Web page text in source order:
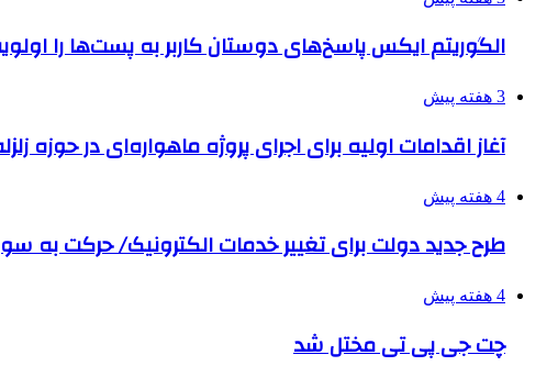
الگوریتم ایکس پاسخ‌های دوستان کاربر به پست‌ها را
3 هفته پیش
آغاز اقدامات اولیه برای اجرای پروژه ماهواره‌ای در حوزه
4 هفته پیش
طرح جدید دولت برای تغییر خدمات الکترونیک/ حرکت به
4 هفته پیش
چت جی پی تی مختل شد